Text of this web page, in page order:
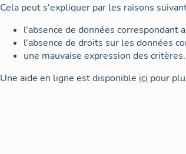
Cela peut s'expliquer par les raisons
l'absence de données correspondant
l'absence de droits sur les données
une mauvaise expression des critères.
Une aide en ligne est disponible ici pour